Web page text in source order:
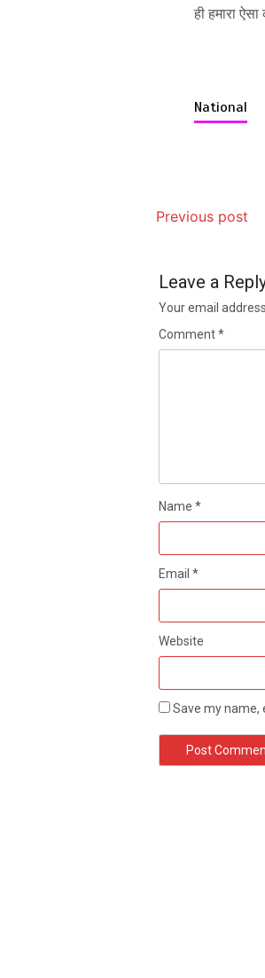
ही हमारा
National
Previous post
Leave a
Your email
Comment*
Name *
Email *
Website
Save my name,